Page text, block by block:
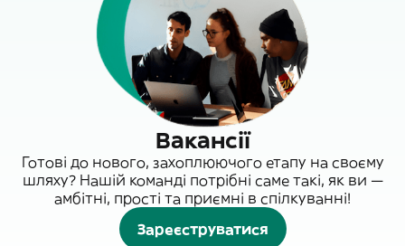
Вакансії
Готові до нового, захоплюючого етапу на своєму
шляху? Нашій команді потрібні саме такі, як ви —
амбітні, прості та приємні в спілкуванні!
Зареєструватися